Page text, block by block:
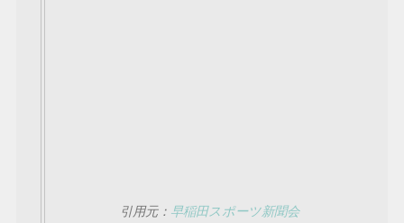
引用元： 早稲田スポーツ新聞会